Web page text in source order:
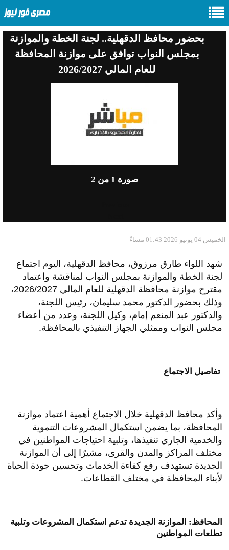
بحضور محافظ الدقهلية.. لجنة الخطة والموازنة
بمجلس النواب توافق على موازنة المحافظة
للعام المالي 2026/2027
صورة 1 من 2
الخميس 04 يونيو 2026 01:43 مساءً
شهد اللواء طارق مرزوق، محافظ الدقهلية، اليوم اجتماع
لجنة الخطة والموازنة بمجلس النواب لمناقشة واعتماد
مقترح موازنة محافظة الدقهلية للعام المالي 2026/2027،
وذلك بحضور الدكتور محمد سليمان، رئيس اللجنة،
والدكتور عبد المنعم إمام، وكيل اللجنة، وعدد من أعضاء
مجلس النواب وممثلي الجهاز التنفيذي بالمحافظة.
وأكد محافظ الدقهلية خلال الاجتماع أهمية اعتماد موازنة
المحافظة، بما يضمن استكمال المشروعات التنموية
والخدمية الجاري تنفيذها، وتلبية احتياجات المواطنين في
مختلف المراكز والمدن والقرى، مشيرًا إلى أن الموازنة
الجديدة تستهدف رفع كفاءة الخدمات وتحسين جودة الحياة
لأبناء المحافظة في مختلف القطاعات.
المحافظ: الموازنة الجديدة تدعم استكمال المشروعات وتلبية
تطلعات المواطنين